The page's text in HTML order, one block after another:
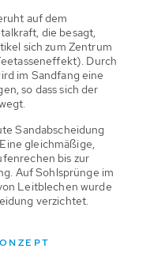
auf dem
die besagt,
sich zum Zentrum
Durch
im Sandfang eine
so dass sich der
Sandabscheidung
gleichmäßige,
bis zur
Auf Sohlsprünge im
Leitblechen wurde
verzichtet.